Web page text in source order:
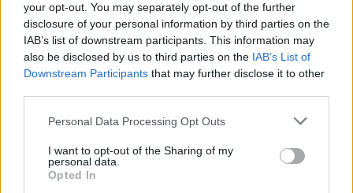
your opt-out. You may separately opt-out of the further
disclosure of your personal information by third parties on the
IAB’s list of downstream participants. This information may
also be disclosed by us to third parties on the IAB’s List of
Downstream Participants that may further disclose it to other
Personal Data Processing Opt Outs
I want to opt-out of the Sharing of my
personal data.
Opted In